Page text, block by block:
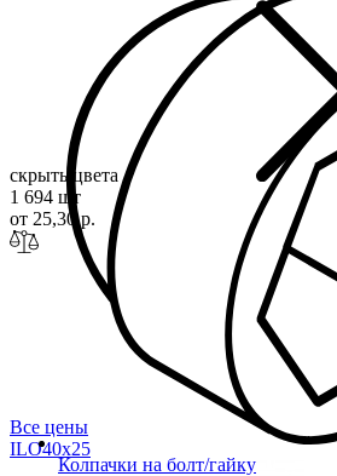
Колпачки на болт/гайку
скрыть цвета
1 694 шт
от 25,30 р.
Все цены
ILO40x25